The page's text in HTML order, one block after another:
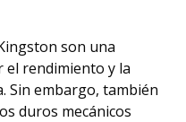
son una
el rendimiento y la
Sin embargo, también
duros mecánicos